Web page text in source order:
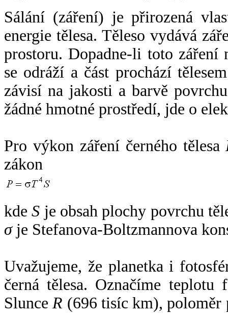
Sálání (záření) je přirozená
energie tělesa. Těleso vydává
prostoru. Dopadne-li toto záření
se odráží a část prochází
závisí na jakosti a barvě
žádné hmotné prostředí, jde o
Pro výkon záření černého tělesa
zákon
kdeS je obsah plochy povrchu
σje Stefanova-Boltzmannova
Uvažujeme, že planetka i
černá tělesa. Označíme
SlunceR (696 tisíc km),